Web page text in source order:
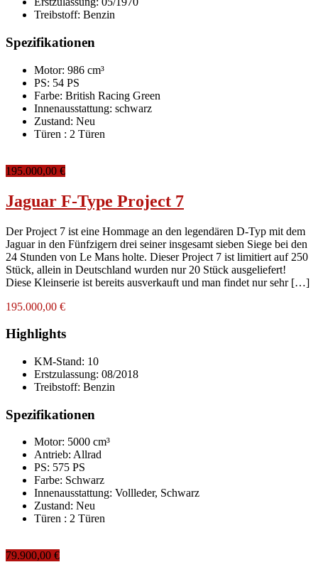
Treibstoff: Benzin
Spezifikationen
Motor: 986 cm³
PS: 54 PS
Farbe: British Racing Green
Innenausstattung: schwarz
Zustand: Neu
Türen : 2 Türen
195.000,00 €
Jaguar F-Type Project 7
Der Project 7 ist eine Hommage an den legendären D-Typ mit dem
Jaguar in den Fünfzigern drei seiner insgesamt sieben Siege bei den
24 Stunden von Le Mans holte. Dieser Project 7 ist limitiert auf 250
Stück, allein in Deutschland wurden nur 20 Stück ausgeliefert!
Diese Kleinserie ist bereits ausverkauft und man findet nur sehr […]
195.000,00 €
Highlights
KM-Stand: 10
Erstzulassung: 08/2018
Treibstoff: Benzin
Spezifikationen
Motor: 5000 cm³
Antrieb: Allrad
PS: 575 PS
Farbe: Schwarz
Innenausstattung: Vollleder, Schwarz
Zustand: Neu
Türen : 2 Türen
79.900,00 €